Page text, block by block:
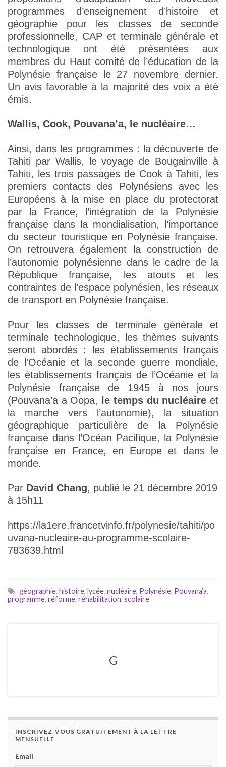
programmes d’enseignement d’histoire et
géographie pour les classes de seconde
professionnelle, CAP et terminale générale et
technologique ont été présentées aux
membres du Haut comité de l’éducation de la
Polynésie française le 27 novembre dernier.
Un avis favorable à la majorité des voix a été
émis.
Wallis, Cook, Pouvana’a, le nucléaire…
Ainsi, dans les programmes : la découverte de
Tahiti par Wallis, le voyage de Bougainville à
Tahiti, les trois passages de Cook à Tahiti, les
premiers contacts des Polynésiens avec les
Européens à la mise en place du protectorat
par la France, l’intégration de la Polynésie
française dans la mondialisation, l’importance
du secteur touristique en Polynésie française.
On retrouvera également la construction de
l’autonomie polynésienne dans le cadre de la
République française, les atouts et les
contraintes de l’espace polynésien, les réseaux
de transport en Polynésie française.
Pour les classes de terminale générale et
terminale technologique, les thèmes suivants
seront abordés : les établissements français
de l’Océanie et la seconde guerre mondiale,
les établissements français de l’Océanie et la
Polynésie française de 1945 à nos jours
(Pouvana’a a Oopa,
le temps du nucléaire et
la marche vers l’autonomie), la situation
géographique particulière de la Polynésie
française dans l’Océan Pacifique, la Polynésie
française en France, en Europe et dans le
monde.
Par David Chang, publié le 21 décembre 2019
à 15h11
https://la1ere.francetvinfo.fr/polynesie/tahiti/po
uvana-nucleaire-au-programme-scolaire-
783639.html
géographie, histoire, lycée, nucléaire, Polynésie, Pouvana’a,
programme, réforme, réhabilitation, scolaire
G
INSCRIVEZ-VOUS GRATUITEMENT À LA LETTRE
MENSUELLE
Email